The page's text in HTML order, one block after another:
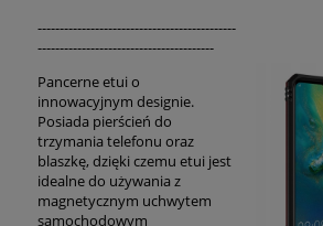
---------------------------------------------
----------------------------------------
Pancerne etui o
innowacyjnym designie.
Posiada pierścień do
trzymania telefonu oraz
blaszkę, dzięki czemu etui jest
idealne do używania z
magnetycznym uchwytem
samochodowym